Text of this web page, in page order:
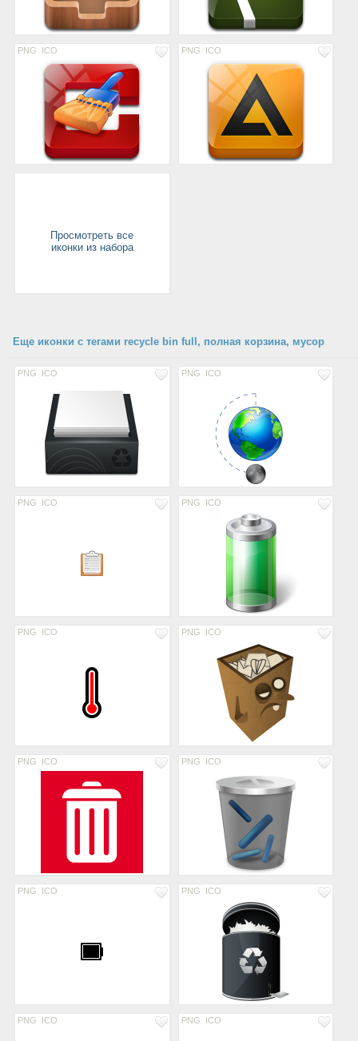
PNG ICO PNG ICO
Просмотреть все
иконки из набора
Еще иконки с тегами recycle bin full, полная корзина, мусор
PNG ICO PNG ICO
PNG ICO PNG ICO
PNG ICO PNG ICO
PNG ICO PNG ICO
PNG ICO PNG ICO
PNG ICO PNG ICO